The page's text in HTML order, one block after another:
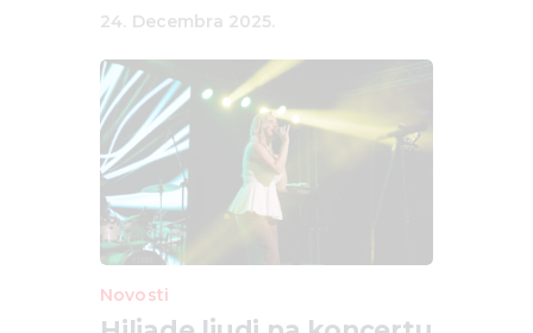
24. Decembra 2025.
Novosti